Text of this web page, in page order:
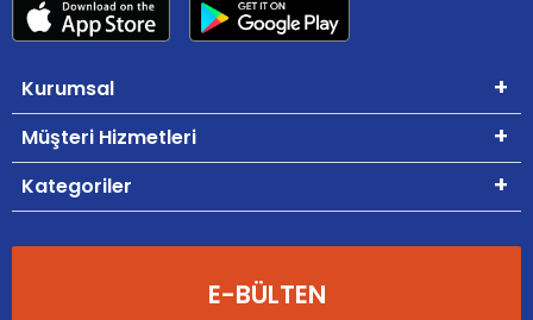
Kurumsal
Müşteri Hizmetleri
Kategoriler
E-BÜLTEN